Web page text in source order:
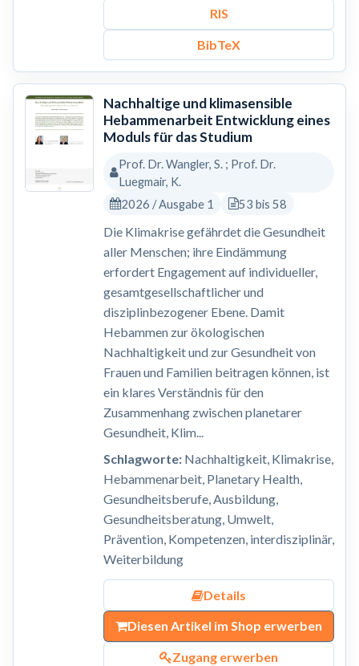
RIS
BibTeX
Nachhaltige und klimasensible
Hebammenarbeit Entwicklung eines
Moduls für das Studium
Prof. Dr. Wangler, S. ; Prof. Dr.
Luegmair, K.
2026 / Ausgabe 1
53 bis 58
Die Klimakrise gefährdet die Gesundheit
aller Menschen; ihre Eindämmung
erfordert Engagement auf individueller,
gesamtgesellschaftlicher und
disziplinbezogener Ebene. Damit
Hebammen zur ökologischen
Nachhaltigkeit und zur Gesundheit von
Frauen und Familien beitragen können, ist
ein klares Verständnis für den
Zusammenhang zwischen planetarer
Gesundheit, Klim...
Schlagworte:Nachhaltigkeit, Klimakrise,
Hebammenarbeit, Planetary Health,
Gesundheitsberufe, Ausbildung,
Gesundheitsberatung, Umwelt,
Prävention, Kompetenzen, interdisziplinär,
Weiterbildung
Details
Diesen Artikel im Shop erwerben
Zugang erwerben